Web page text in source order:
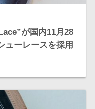
が国内11月28
ューレースを採用